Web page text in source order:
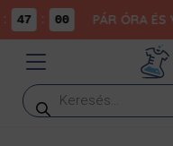
47 00 PÁR ÓRA
Products
search